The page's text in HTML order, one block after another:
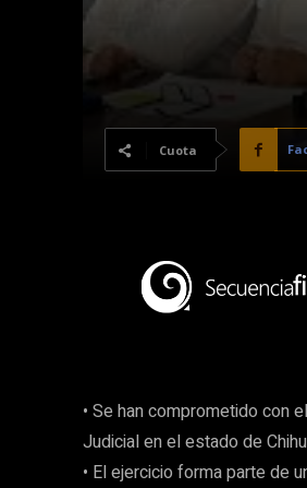
Cuota
• Se han comprometido con
Judicial en el estado de
• El ejercicio forma parte de